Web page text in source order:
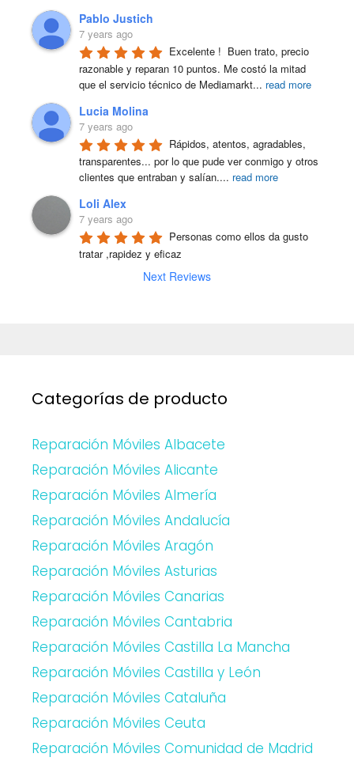
Pablo Justich
7 years ago
Excelente !  Buen trato, precio
razonable y reparan 10 puntos. Me costó la mitad
que el servicio técnico de Mediamarkt... read more
Lucia Molina
7 years ago
Rápidos, atentos, agradables,
transparentes... por lo que pude ver conmigo y otros
clientes que entraban y salían.... read more
Loli Alex
7 years ago
Personas como ellos da gusto
tratar ,rapidez y eficaz
Next Reviews
Categorías de producto
Reparación Móviles Albacete
Reparación Móviles Alicante
Reparación Móviles Almería
Reparación Móviles Andalucía
Reparación Móviles Aragón
Reparación Móviles Asturias
Reparación Móviles Canarias
Reparación Móviles Cantabria
Reparación Móviles Castilla La Mancha
Reparación Móviles Castilla y León
Reparación Móviles Cataluña
Reparación Móviles Ceuta
Reparación Móviles Comunidad de Madrid